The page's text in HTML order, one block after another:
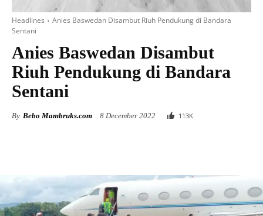
Headlines
Anies Baswedan Disambut Riuh Pendukung di Bandara
Sentani
Anies Baswedan Disambut
Riuh Pendukung di Bandara
Sentani
By Bebo Mambruks.com 8 December 2022 113K